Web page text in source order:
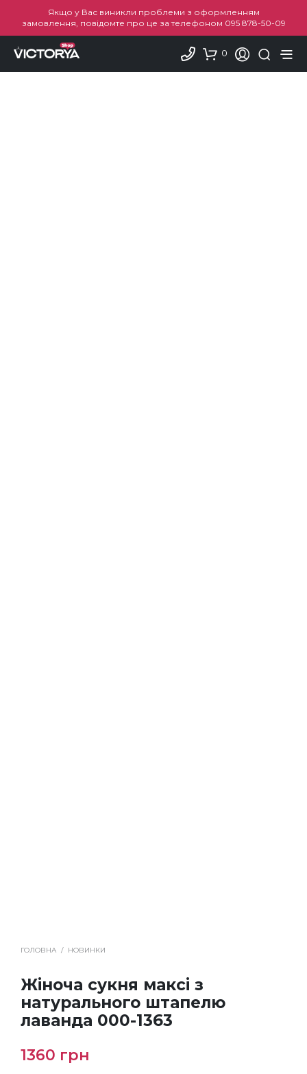
Якщо у Вас виникли проблеми з оформленням
замовлення, повідомте про це за телефоном 095 878-50-09
0
ГОЛОВНА / НОВИНКИ
Жіноча сукня максі з
натурального штапелю
лаванда 000-1363
1360 грн